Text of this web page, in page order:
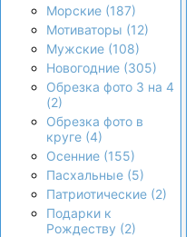
Морские (187)
Мотиваторы (12)
Мужские (108)
Новогодние (305)
Обрезка фото 3 на 4
(2)
Обрезка фото в
круге (4)
Осенние (155)
Пасхальные (5)
Патриотические (2)
Подарки к
Рождеству (2)